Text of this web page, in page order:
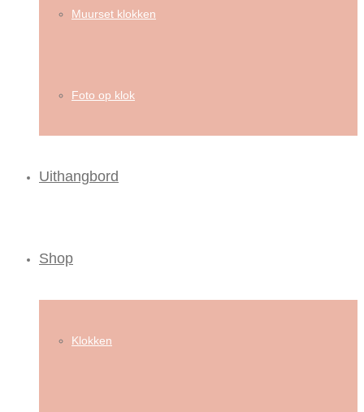
Muurset klokken
Foto op klok
Uithangbord
Shop
Klokken